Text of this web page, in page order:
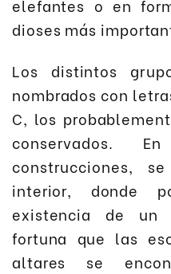
elefantes o en
dioses más
Los distintos
nombrados con
C, los
conservados.
construcciones,
interior, donde
existencia de un
fortuna que las
altares se